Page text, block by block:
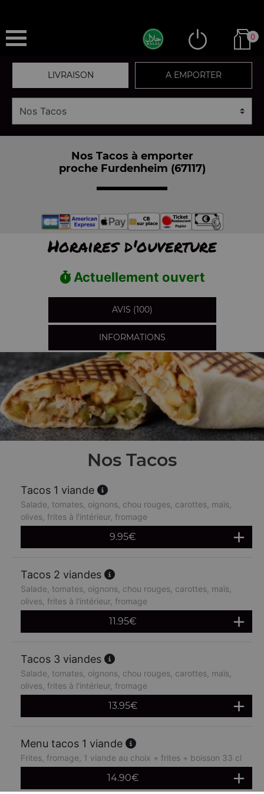
0
LIVRAISON A EMPORTER
Nos Tacos à emporter
proche Furdenheim (67117)
Horaires d'ouverture
Actuellement ouvert
AVIS (100)
INFORMATIONS
Nos Tacos
Tacos 1 viande
Salade, tomates, oignons, chou rouges, carottes, maïs,
olives, frites à l'intérieur, fromage
9.95€
Tacos 2 viandes
Salade, tomates, oignons, chou rouges, carottes, maïs,
olives, frites à l'intérieur, fromage
11.95€
Tacos 3 viandes
Salade, tomates, oignons, chou rouges, carottes, maïs,
olives, frites à l'intérieur, fromage
13.95€
Menu tacos 1 viande
Frites, fromage, 1 viande au choix + frites + boisson 33 cl
14.90€